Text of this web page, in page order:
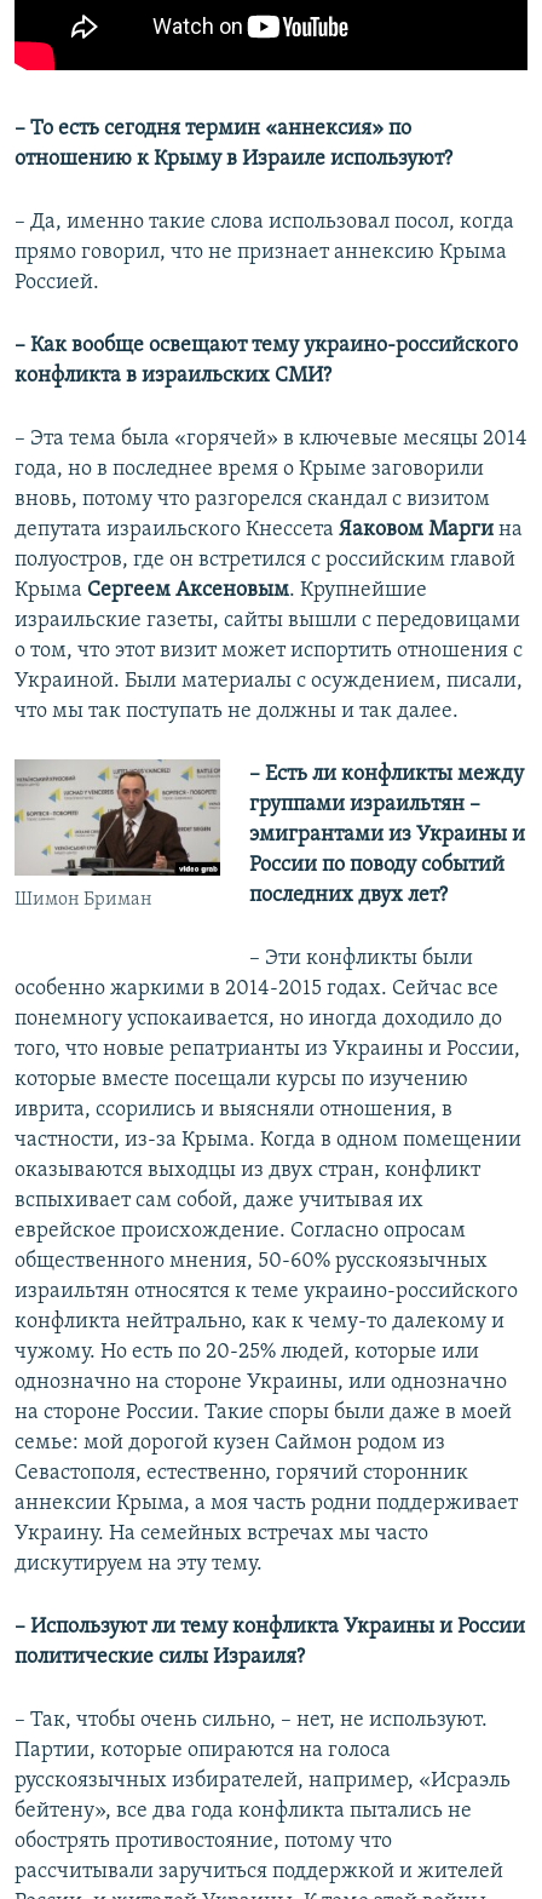
– То есть сегодня термин «аннексия» по
отношению к Крыму в Израиле используют?
– Да, именно такие слова использовал посол, когда
прямо говорил, что не признает аннексию Крыма
Россией.
– Как вообще освещают тему украино-российского
конфликта в израильских СМИ?
– Эта тема была «горячей» в ключевые месяцы 2014
года, но в последнее время о Крыме заговорили
вновь, потому что разгорелся скандал с визитом
депутата израильского Кнессета Яаковом Марги на
полуостров, где он встретился с российским главой
Крыма Сергеем Аксеновым. Крупнейшие
израильские газеты, сайты вышли с передовицами
о том, что этот визит может испортить отношения с
Украиной. Были материалы с осуждением, писали,
что мы так поступать не должны и так далее.
Шимон Бриман
– Есть ли конфликты между
группами израильтян –
эмигрантами из Украины и
России по поводу событий
последних двух лет?
– Эти конфликты были
особенно жаркими в 2014-2015 годах. Сейчас все
понемногу успокаивается, но иногда доходило до
того, что новые репатрианты из Украины и России,
которые вместе посещали курсы по изучению
иврита, ссорились и выясняли отношения, в
частности, из-за Крыма. Когда в одном помещении
оказываются выходцы из двух стран, конфликт
вспыхивает сам собой, даже учитывая их
еврейское происхождение. Согласно опросам
общественного мнения, 50-60% русскоязычных
израильтян относятся к теме украино-российского
конфликта нейтрально, как к чему-то далекому и
чужому. Но есть по 20-25% людей, которые или
однозначно на стороне Украины, или однозначно
на стороне России. Такие споры были даже в моей
семье: мой дорогой кузен Саймон родом из
Севастополя, естественно, горячий сторонник
аннексии Крыма, а моя часть родни поддерживает
Украину. На семейных встречах мы часто
дискутируем на эту тему.
– Используют ли тему конфликта Украины и России
политические силы Израиля?
– Так, чтобы очень сильно, – нет, не используют.
Партии, которые опираются на голоса
русскоязычных избирателей, например, «Исраэль
бейтену», все два года конфликта пытались не
обострять противостояние, потому что
рассчитывали заручиться поддержкой и жителей